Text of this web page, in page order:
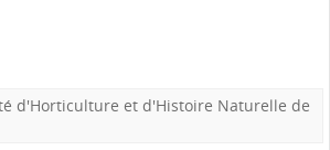
d'Horticulture et d'Histoire Naturelle de